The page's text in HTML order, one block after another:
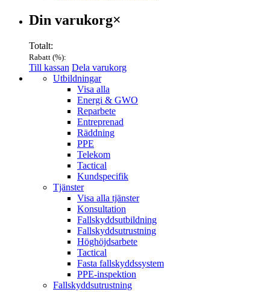
Varukorg
Din varukorg×
Totalt:
Rabatt (%):
Till kassan Dela varukorg
Menu Utbildningar
Visa alla
Energi & GWO
Reparbete
Entreprenad
Räddning
PPE
Telekom
Tactical
Kundspecifik
Tjänster
Visa alla tjänster
Konsultation
Fallskyddsutbildning
Fallskyddsutrustning
Höghöjdsarbete
Tactical
Fasta fallskyddssystem
PPE-inspektion
Fallskyddsutrustning